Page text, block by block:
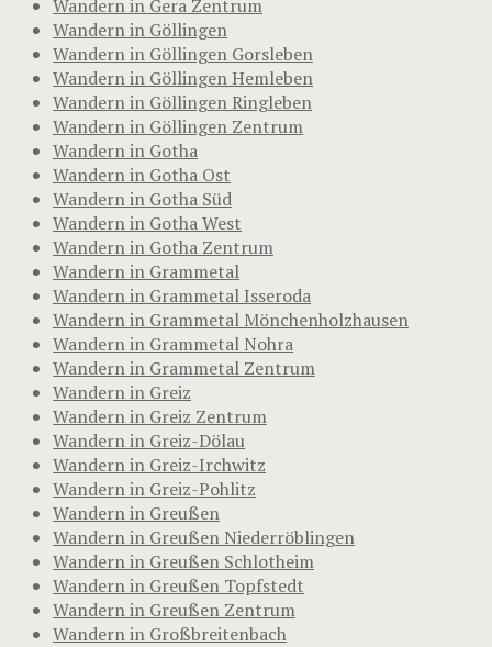
Wandern in Gera Zentrum
Wandern in Göllingen
Wandern in Göllingen Gorsleben
Wandern in Göllingen Hemleben
Wandern in Göllingen Ringleben
Wandern in Göllingen Zentrum
Wandern in Gotha
Wandern in Gotha Ost
Wandern in Gotha Süd
Wandern in Gotha West
Wandern in Gotha Zentrum
Wandern in Grammetal
Wandern in Grammetal Isseroda
Wandern in Grammetal Mönchenholzhausen
Wandern in Grammetal Nohra
Wandern in Grammetal Zentrum
Wandern in Greiz
Wandern in Greiz Zentrum
Wandern in Greiz-Dölau
Wandern in Greiz-Irchwitz
Wandern in Greiz-Pohlitz
Wandern in Greußen
Wandern in Greußen Niederröblingen
Wandern in Greußen Schlotheim
Wandern in Greußen Topfstedt
Wandern in Greußen Zentrum
Wandern in Großbreitenbach